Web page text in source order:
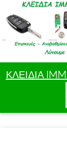
ΚΛΕΙΔΙΑ